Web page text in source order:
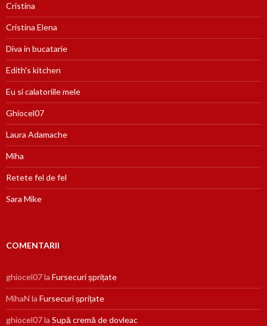
Cristina
Cristina Elena
Diva in bucatarie
Edith's kitchen
Eu si calatoriile mele
Ghiocel07
Laura Adamache
Miha
Retete fel de fel
Sara Mike
COMENTARII
ghiocel07la Fursecuri șprițate
MihaN la Fursecuri șprițate
ghiocel07la Supă cremă de dovleac